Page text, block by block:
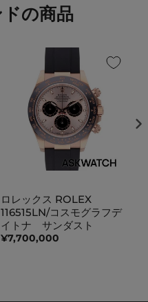
の商品
ロレックス ROLEX
116515LN/コスモグラフデ
イトナ サンダスト
¥7,700,000